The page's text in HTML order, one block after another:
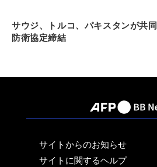
サウジ、トルコ、パキスタンが共同
防衛協定締結
サイトからのお知らせ
サイトに関するヘルプ